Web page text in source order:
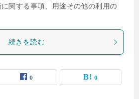
関する事項、用途その他の利用の
続きを読む
0 0